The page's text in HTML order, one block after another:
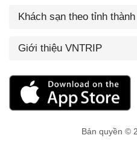
Khách sạn theo tỉnh thành
Giới thiệu VNTRIP
Bản quyền ©